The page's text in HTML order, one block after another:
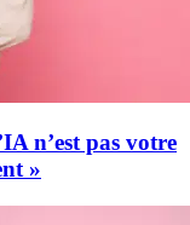
n’est pas votre
»